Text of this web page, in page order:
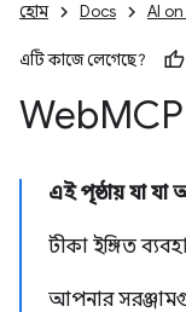
হোম Docs AI
এটি কাজে লেগেছে?
Web
এই পৃষ্ঠায় যা যা
টীকা ইঙ্গিত
আপনার